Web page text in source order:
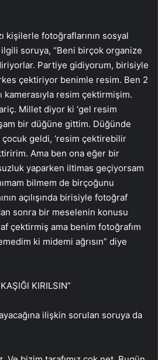
kişilerle fotoğraflarının sosyal
ilgili soruya, “Beni birçok organize
Partiye gidiyorum, birisiyle
çektiriyor benimle resim. Ben 2
kamerasıyla resim çektirmişim.
Millet diyor ki ‘gel resim
bir düğüne gittim. Düğünde
geldi, ‘resim çektirebilir
Ama ben ona eğer bir
yaparken iltimas geçiyorsam
bilmem de birçoğunu
açılışında birisiyle fotoğraf
sonra bir meselenin konusu
çektirmiş ama benim fotoğrafım
ki midemi ağrısın” diye
KIRILSIN”
ilişkin sorulan soruya da